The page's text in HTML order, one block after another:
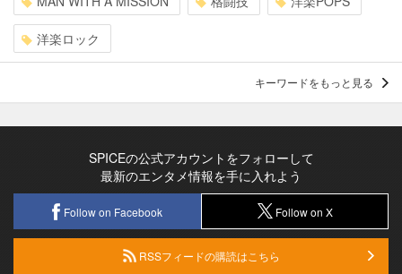
洋楽ロック
キーワードをもっと見る
SPICEの公式アカウントをフォローして
最新のエンタメ情報を手に入れよう
Follow on Facebook Follow on X
RSSフィードの購読はこちら